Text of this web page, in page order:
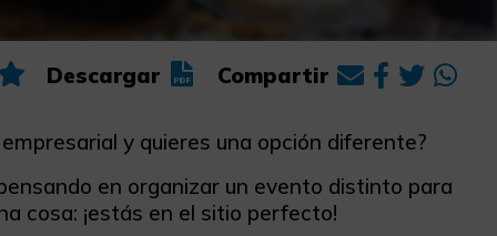
Descargar Compartir
y quieres una opción diferente?
en organizar un evento distinto para
cosa: ¡estás en el sitio perfecto!